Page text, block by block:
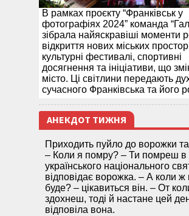
В рамках проєкту “Франківськ у
фотографіях 2024” команда
зібрала найяскравіші моменти
відкриття нових міських
культурні фестивалі, спортивні
досягнення та ініціативи, що
місто. Ці світлини передають
сучасного Франківська та його
АНЕКДОТ ТИЖНЯ
Приходить пуйло до ворожки
– Коли я помру? – Ти помреш в
українського національного
відповідає ворожка. – А коли ж
буде? – цікавиться він. – От
здохнеш, тоді й настане цей
відповіла вона.